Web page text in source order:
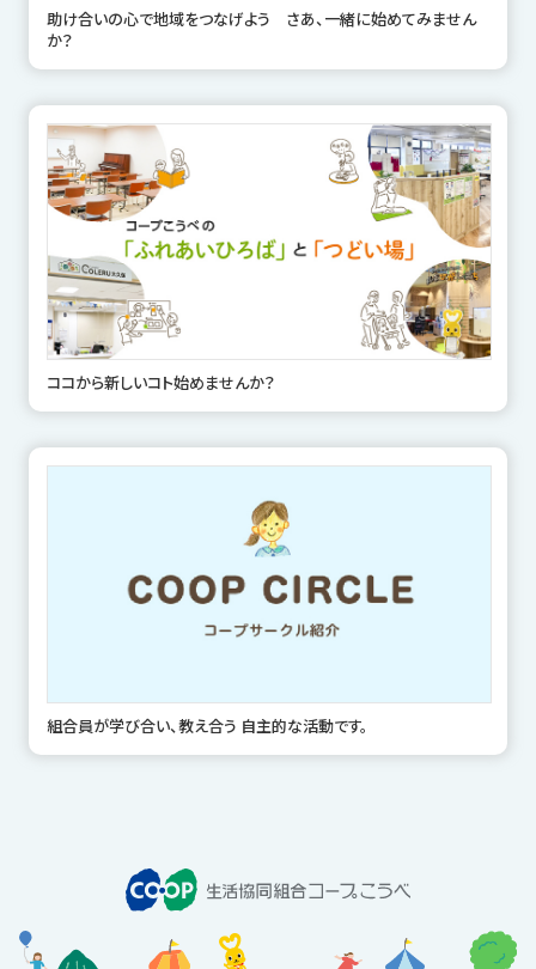
助け合いの心で地域をつなげよう さあ、一緒に始めてみません
か？
ココから新しいコト始めませんか？
組合員が学び合い、教え合う 自主的な活動です。